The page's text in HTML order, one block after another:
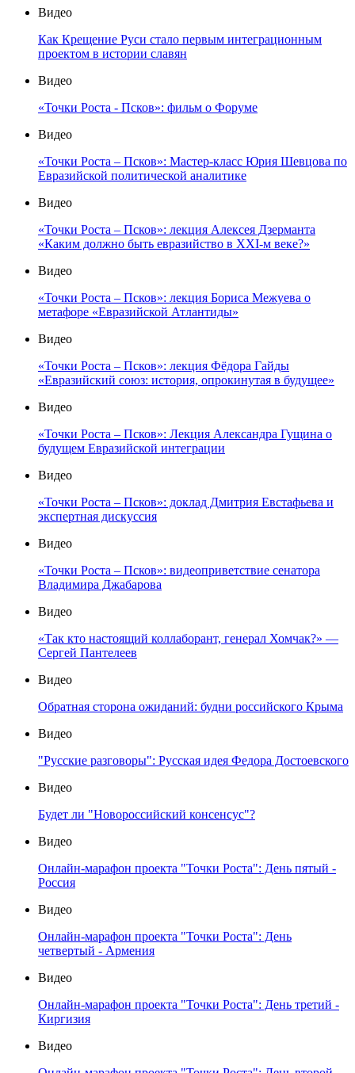
Видео
Как Крещение Руси стало первым интеграционным
проектом в истории славян
Видео
«Точки Роста - Псков»: фильм о Форуме
Видео
«Точки Роста – Псков»: Мастер-класс Юрия Шевцова по
Евразийской политической аналитике
Видео
«Точки Роста – Псков»: лекция Алексея Дзерманта
«Каким должно быть евразийство в XXI-м веке?»
Видео
«Точки Роста – Псков»: лекция Бориса Межуева о
метафоре «Евразийской Атлантиды»
Видео
«Точки Роста – Псков»: лекция Фёдора Гайды
«Евразийский союз: история, опрокинутая в будущее»
Видео
«Точки Роста – Псков»: Лекция Александра Гущина о
будущем Евразийской интеграции
Видео
«Точки Роста – Псков»: доклад Дмитрия Евстафьева и
экспертная дискуссия
Видео
«Точки Роста – Псков»: видеоприветствие сенатора
Владимира Джабарова
Видео
«Так кто настоящий коллаборант, генерал Хомчак?» —
Сергей Пантелеев
Видео
Обратная сторона ожиданий: будни российского Крыма
Видео
"Русские разговоры": Русская идея Федора Достоевского
Видео
Будет ли "Новороссийский консенсус"?
Видео
Онлайн-марафон проекта "Точки Роста": День пятый -
Россия
Видео
Онлайн-марафон проекта "Точки Роста": День
четвертый - Армения
Видео
Онлайн-марафон проекта "Точки Роста": День третий -
Киргизия
Видео